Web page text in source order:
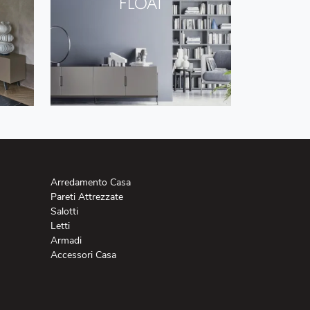
Arredamento Casa
Pareti Attrezzate
Salotti
Letti
Armadi
Accessori Casa